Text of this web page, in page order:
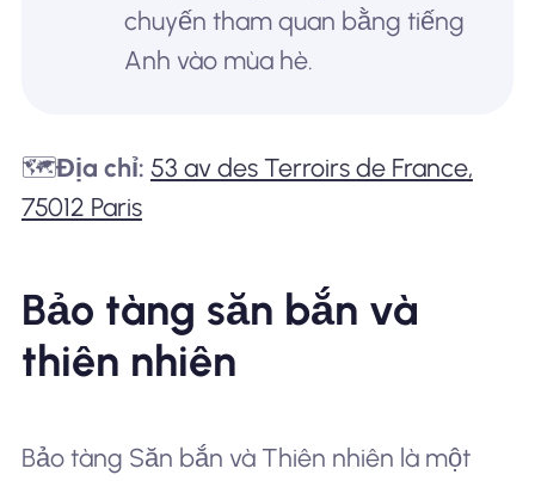
chuyến tham quan bằng tiếng
Anh vào mùa hè.
🗺️Địa chỉ: 53 av des Terroirs de France,
75012 Paris
Bảo tàng săn bắn và
thiên nhiên
Bảo tàng Săn bắn và Thiên nhiên là một